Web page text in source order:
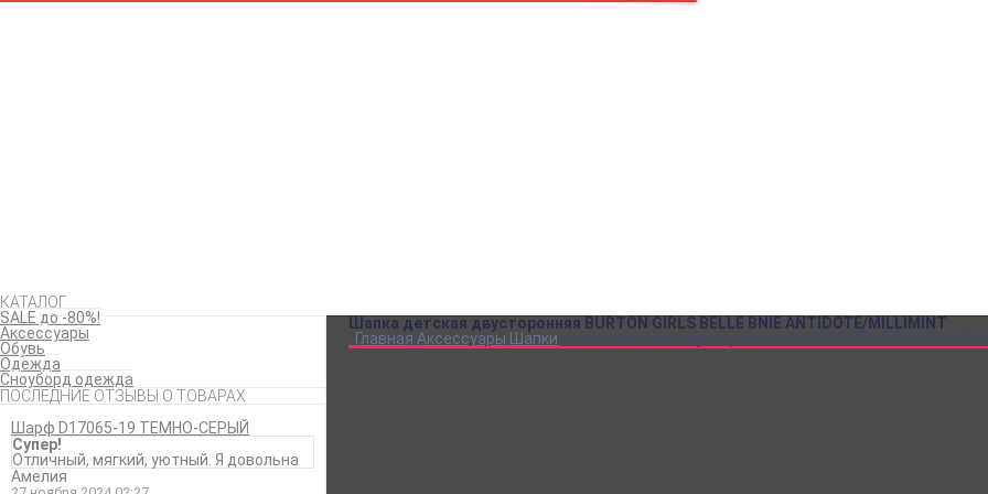
КАТАЛОГ
SALE до -80%!
Аксессуары
Обувь
Одежда
Сноуборд одежда
ПОСЛЕДНИЕ ОТЗЫВЫ О ТОВАРАХ
Шарф D17065-19 ТЕМНО-СЕРЫЙ
Супер!
Отличный, мягкий, уютный. Я довольна
Амелия
Шапка детская двусторонняя BURTON GIRLS BELLE BNIE ANTIDOTE/MILLIMINT
Главная Аксессуары Шапки Шапка детская двусторонняя BURTON GIRLS BELLE BNIE